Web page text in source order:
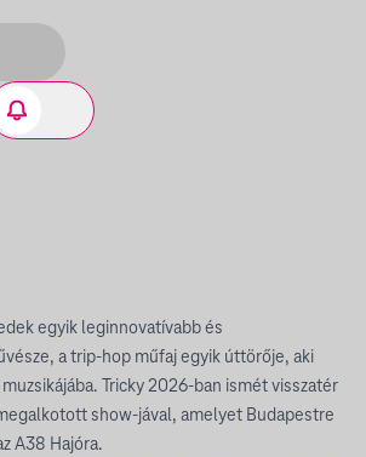
egyik leginnovatívabb és
a trip-hop műfaj egyik úttörője, aki
Tricky 2026-ban ismét visszatér
show-jával, amelyet Budapestre
A38 Hajóra.